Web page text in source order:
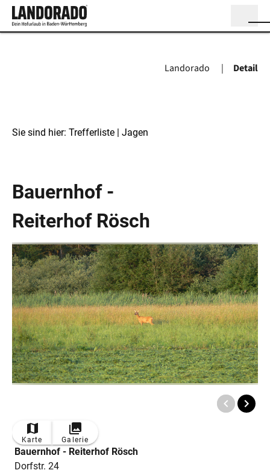
Detail
Sie sind hier: Trefferliste | Jagen
Bauernhof -
Reiterhof Rösch
Karte Galerie
Bauernhof - Reiterhof Rösch
Dorfstr. 24